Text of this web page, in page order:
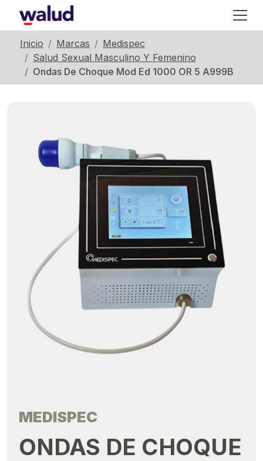
Inicio Marcas
Medispec
Salud Sexual Masculino Y Femenino
Ondas De Choque Mod Ed 1000 OR 5 A999B
MEDISPEC
ONDAS DE CHOQUE